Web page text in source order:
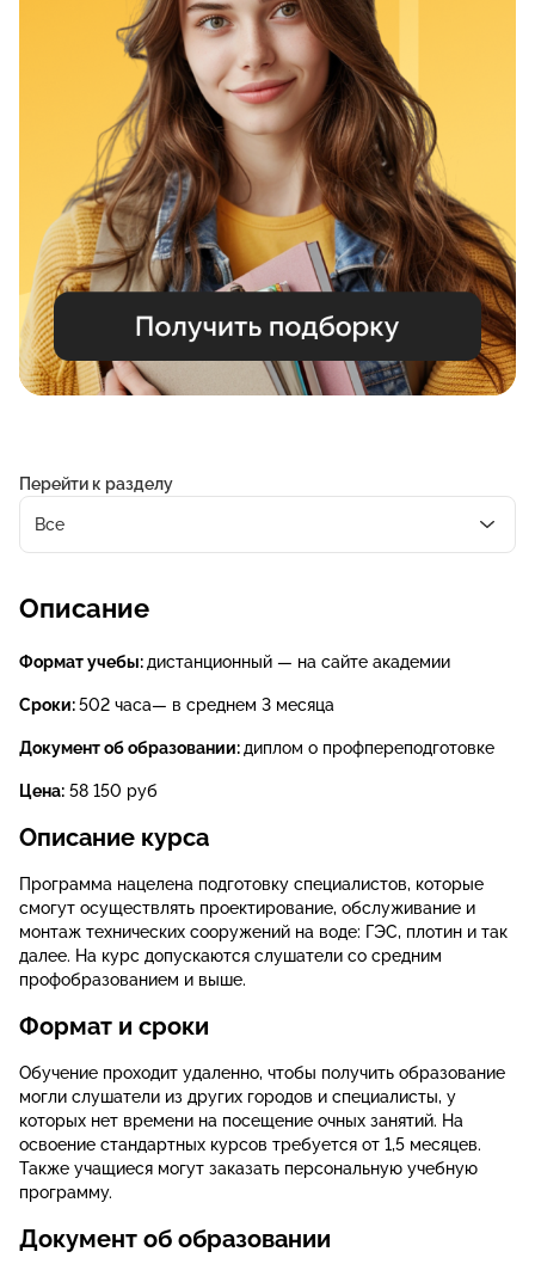
Перейти к разделу
Все
Описание
Формат учебы:дистанционный — на сайте академии
Сроки:502 часа— в среднем 3 месяца
Документ об образовании:диплом о профпереподготовке
Цена: 58 150 руб
Описание курса
Программа нацелена подготовку специалистов, которые
смогут осуществлять проектирование, обслуживание и
монтаж технических сооружений на воде: ГЭС, плотин и так
далее. На курс допускаются слушатели со средним
профобразованием и выше.
Формат и сроки
Обучение проходит удаленно, чтобы получить образование
могли слушатели из других городов и специалисты, у
которых нет времени на посещение очных занятий. На
освоение стандартных курсов требуется от 1,5 месяцев.
Также учащиеся могут заказать персональную учебную
программу.
Документ об образовании